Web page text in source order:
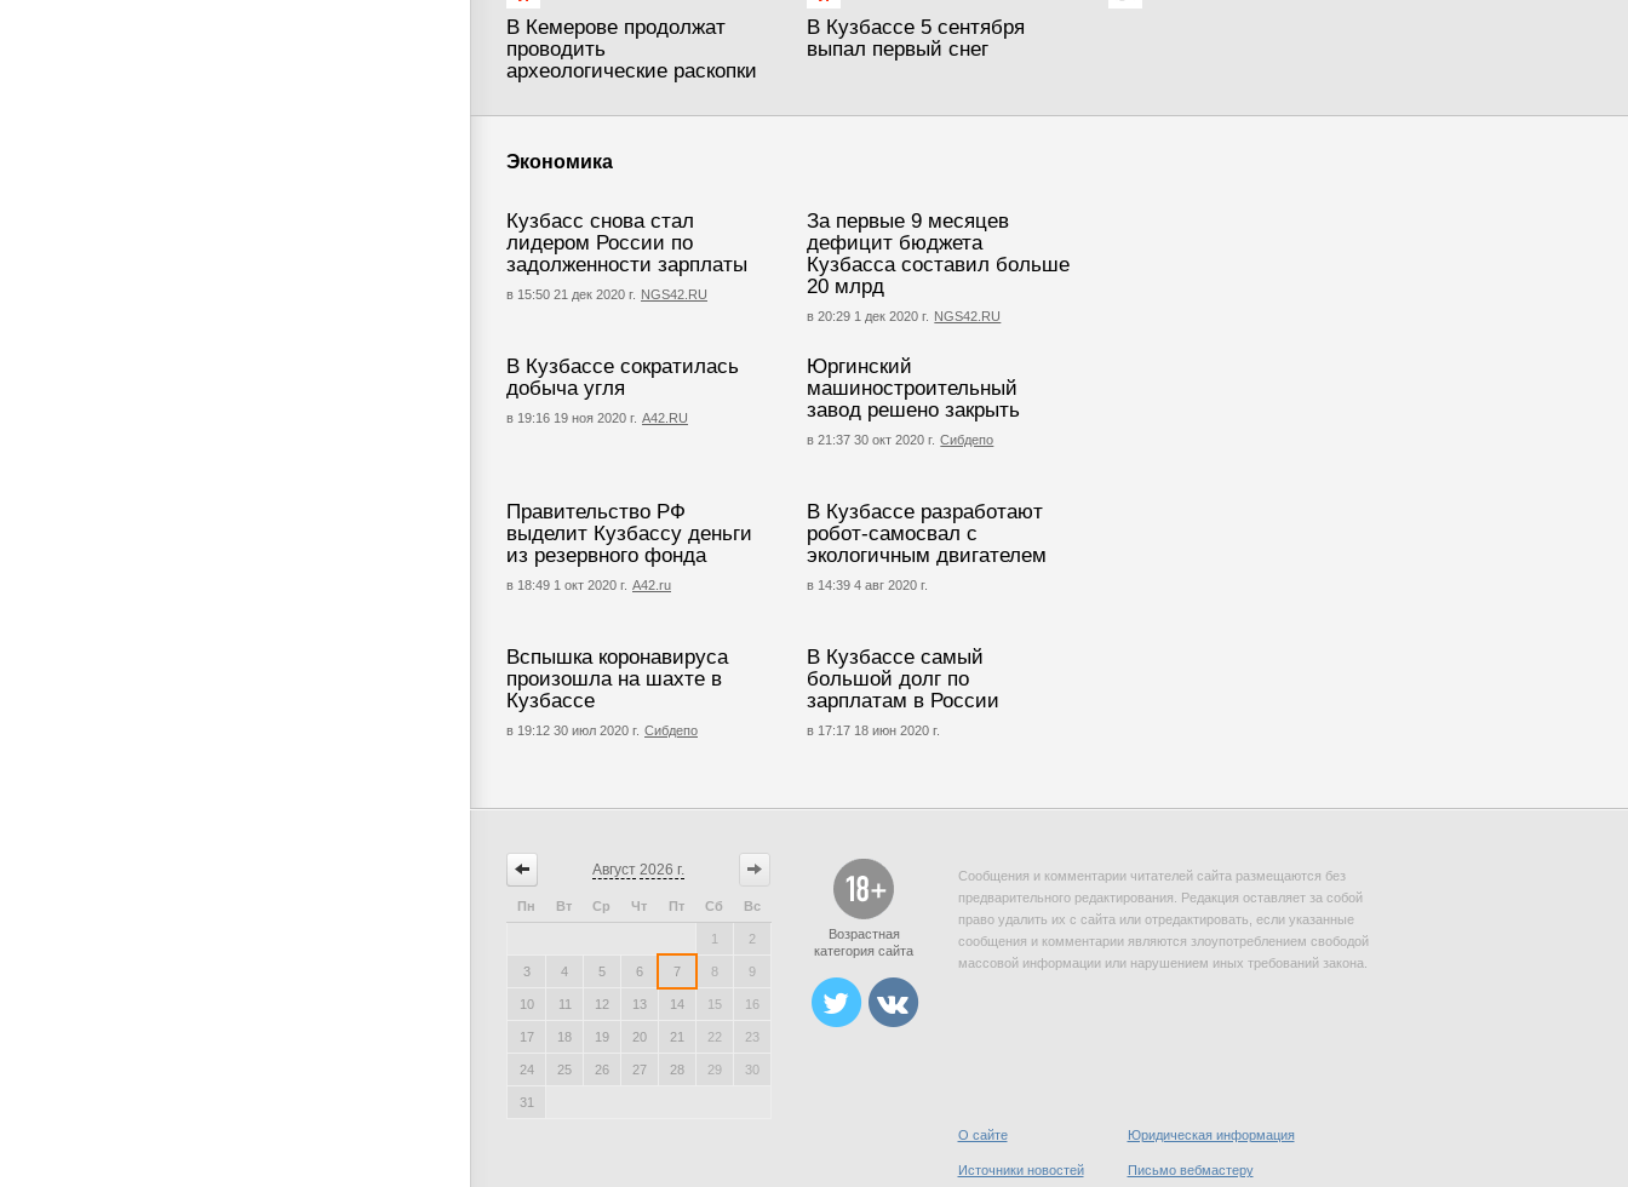
В Кемерове продолжат
проводить
археологические раскопки
В Кузбассе 5 сентября
выпал первый снег
Экономика
Кузбасс снова стал
лидером России по
задолженности зарплаты
в 15:50 21 дек 2020 г. NGS42.RU
За первые 9 месяцев
дефицит бюджета
Кузбасса составил больше
20 млрд
в 20:29 1 дек 2020 г. NGS42.RU
В Кузбассе сократилась
добыча угля
в 19:16 19 ноя 2020 г. А42.RU
Юргинский
машиностроительный
завод решено закрыть
в 21:37 30 окт 2020 г. Сибдепо
Правительство РФ
выделит Кузбассу деньги
из резервного фонда
в 18:49 1 окт 2020 г. A42.ru
В Кузбассе разработают
робот-самосвал с
экологичным двигателем
в 14:39 4 авг 2020 г.
Вспышка коронавируса
произошла на шахте в
Кузбассе
в 19:12 30 июл 2020 г. Сибдепо
В Кузбассе самый
большой долг по
зарплатам в России
в 17:17 18 июн 2020 г.
Август 2026 г.
Пн Вт Ср Чт Пт Сб Вс
1 2
3 4 5 6 7 8 9
10 11 12 13 14 15 16
17 18 19 20 21 22 23
24 25 26 27 28 29 30
31
Возрастная
категория сайта
Сообщения и комментарии читателей сайта размещаются без
предварительного редактирования. Редакция оставляет за собой
право удалить их с сайта или отредактировать, если указанные
сообщения и комментарии являются злоупотреблением свободой
массовой информации или нарушением иных требований закона.
О сайте Юридическая информация
Источники новостей Письмо вебмастеру